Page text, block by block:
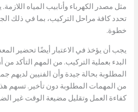
مثل مصدر الكهرباء وأنابيب المياه
تحدد كافة مراحل التركيب، بما في ذلك
خطوة.
يجب أن يؤخذ في الاعتبار أيضًا تحضير
البدء بعملية التركيب. من المهم التأكد من
المطلوبة بحالة جيدة وأن الفنيين لديهم
من المهمات المطلوبة دون تأخير. تسهم
كفاءة العمل وتقليل مضيعة الوقت غير